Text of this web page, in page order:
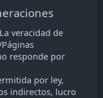
veracidad de
responde por
por ley,
indirectos, lucro